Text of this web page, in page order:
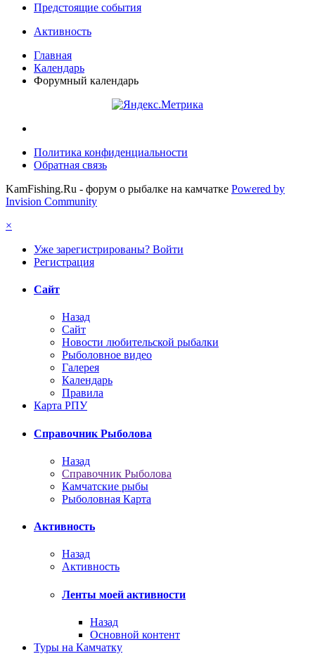
Предстоящие события
Активность
Главная
Календарь
Форумный календарь
Политика конфиденциальности
Обратная связь
KamFishing.Ru - форум о рыбалке на камчатке Powered by
Invision Community
×
Уже зарегистрированы? Войти
Регистрация
Сайт
Назад
Сайт
Новости любительской рыбалки
Рыболовное видео
Галерея
Календарь
Правила
Карта РПУ
Справочник Рыболова
Назад
Справочник Рыболова
Камчатские рыбы
Рыболовная Карта
Активность
Назад
Активность
Ленты моей активности
Назад
Основной контент
Туры на Камчатку